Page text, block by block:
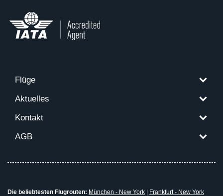
Flüge
Aktuelles
Kontakt
AGB
Die beliebtesten Flugrouten: München - New York
Frankfurt - New York